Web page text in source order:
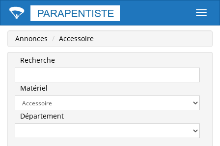
Annonces Accessoire
Recherche
Matériel
Département